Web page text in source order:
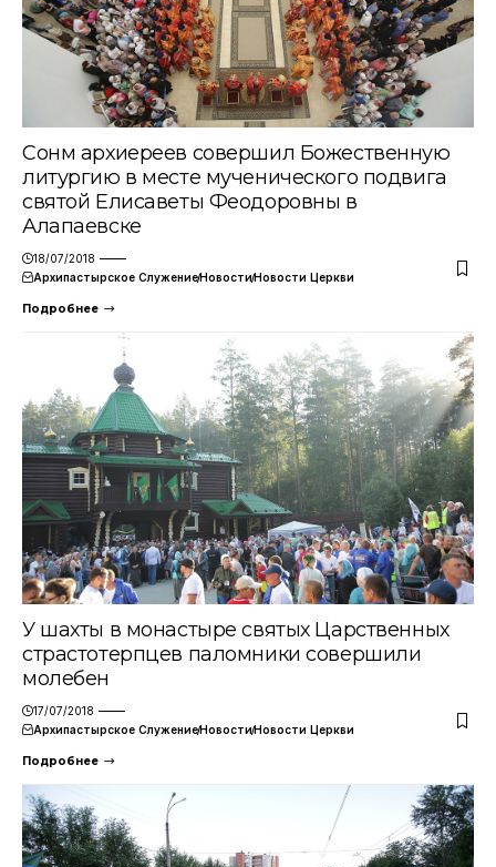
Сонм архиереев совершил Божественную
литургию в месте мученического подвига
святой Елисаветы Феодоровны в
Алапаевске
18/07/2018
Архипастырское СлужениеНовостиНовости Церкви
Подробнее
У шахты в монастыре святых Царственных
страстотерпцев паломники совершили
молебен
17/07/2018
Архипастырское СлужениеНовостиНовости Церкви
Подробнее